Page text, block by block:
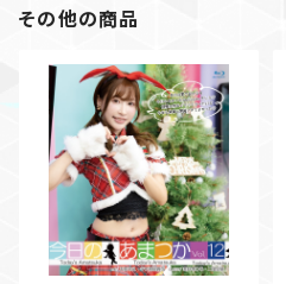
その他の商品